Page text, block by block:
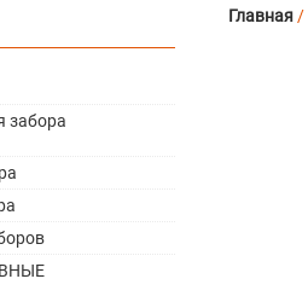
Главная/
забора